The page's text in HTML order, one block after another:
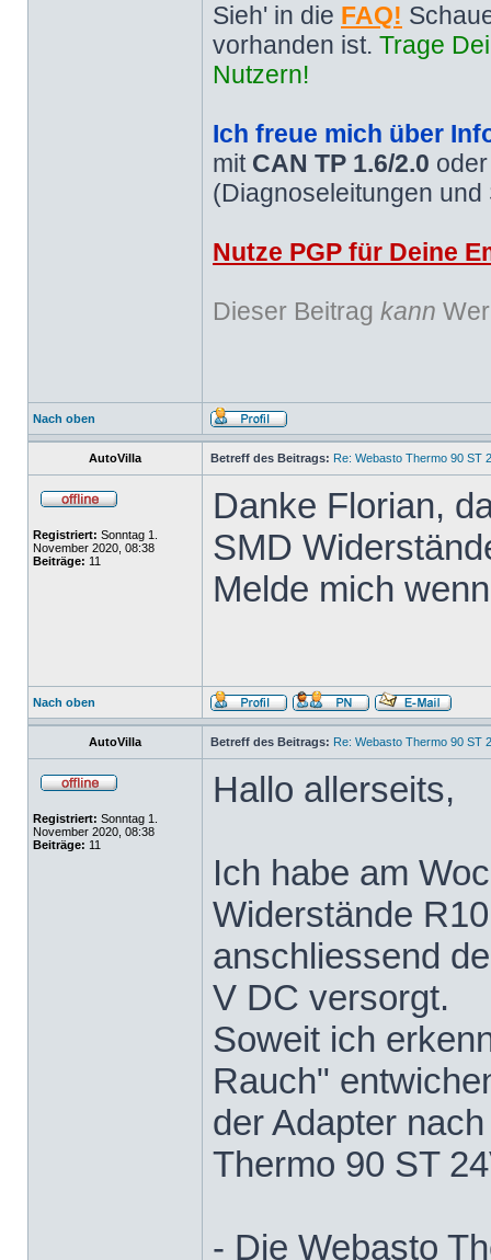
Sieh' in die FAQ!
vorhanden ist. Trage
Nutzern!
Ich freue mich über
mit CAN TP 1.6/2.0
(Diagnoseleitungen
Nutze PGP für Deine
Dieser Beitrag kann
Nach oben
AutoVilla Betreff des Beitrags: Re: Webasto Thermo 90 ST
Registriert: Sonntag 1.
November 2020, 08:38
Beiträge: 11
Danke Florian,
SMD
Melde mich
Nach oben
AutoVilla Betreff des Beitrags: Re: Webasto Thermo 90 ST
Registriert: Sonntag 1.
November 2020, 08:38
Beiträge: 11
Hallo allerseits,
Ich habe am
Widerstände
anschliessend
V DC versorgt.
Soweit ich
Rauch"
der Adapter
Thermo 90 ST
- Die Webasto